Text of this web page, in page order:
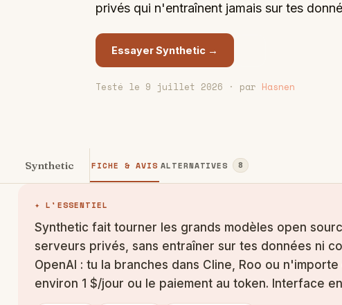
privés qui n'entraînent jamais sur tes
Essayer Synthetic →
Testé le 9 juillet 2026 · par Hasnen
Synthetic FICHE & AVIS ALTERNATIVES 8
✦ L'ESSENTIEL
Synthetic fait tourner les grands modèles open
serveurs privés, sans entraîner sur tes données ni
OpenAI : tu la branches dans Cline, Roo ou
environ 1 $/jour ou le paiement au token. Interface